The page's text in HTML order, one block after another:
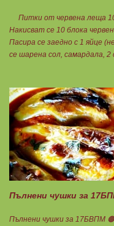
Питки от червена леща
Накисват се 10 блока
Пасира се заедно с 1 яйце
се шарена сол, самардала, 2
влажни ръце се оформят 10
загрята фурна на 200
въглехидрат. Нека да ни е
Пълнени чушки за
Пълнени чушки за 17БВПМ